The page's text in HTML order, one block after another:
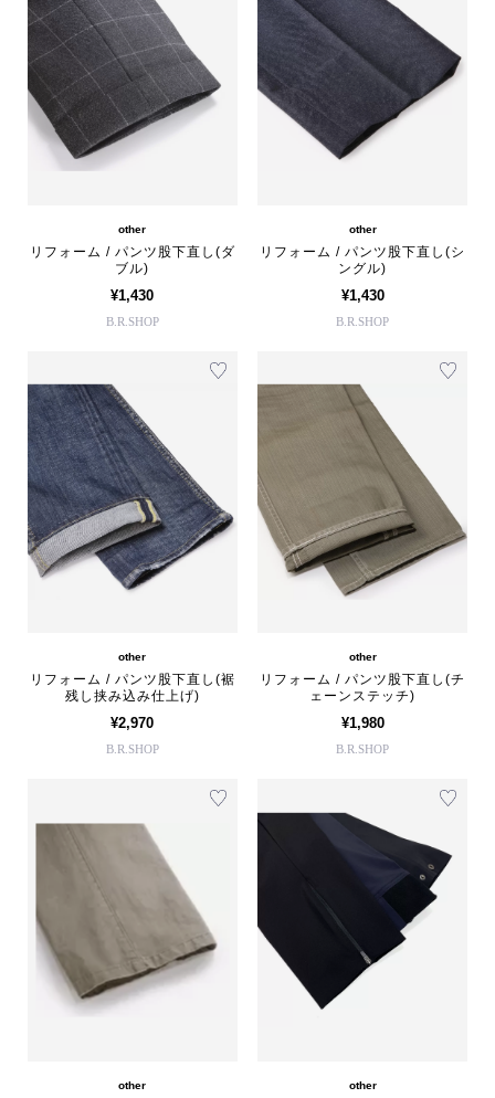
other
リフォーム / パンツ股下直し(ダ
ブル)
¥1,430
B.R.SHOP
other
リフォーム / パンツ股下直し(シ
ングル)
¥1,430
B.R.SHOP
other
リフォーム / パンツ股下直し(裾
残し挟み込み仕上げ)
¥2,970
B.R.SHOP
other
リフォーム / パンツ股下直し(チ
ェーンステッチ)
¥1,980
B.R.SHOP
other other